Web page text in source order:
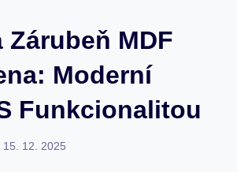
Zárubeň MDF
Moderní
Funkcionalitou
15. 12. 2025